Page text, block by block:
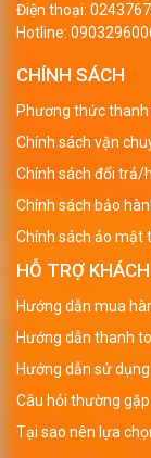
Điện thoại:
Hotline:
CHÍNH SÁCH
Phương thức
Chính sách vận
Chính sách đổi trả/
Chính sách bảo
Chính sách ảo mật
HỖ TRỢ
Hướng dẫn mua
Hướng dẫn thanh
Hướng dẫn sử dụng
Câu hỏi thường gặp
Tại sao nên lựa